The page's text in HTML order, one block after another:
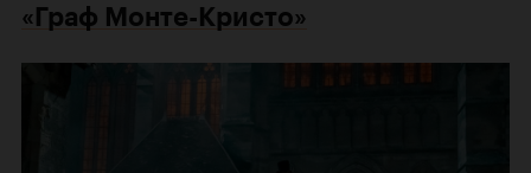
«Граф Монте-Кристо»